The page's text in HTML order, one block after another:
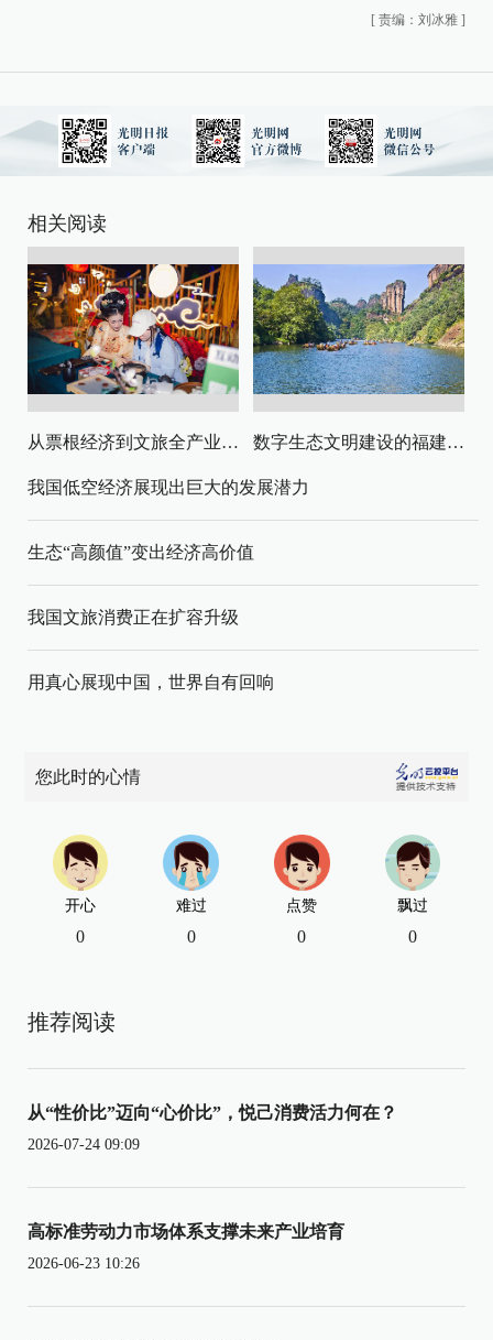
[ 责编：刘冰雅 ]
相关阅读
从票根经济到文旅全产业链升级 数字生态文明建设的福建路径与启示
我国低空经济展现出巨大的发展潜力
生态“高颜值”变出经济高价值
我国文旅消费正在扩容升级
用真心展现中国，世界自有回响
您此时的心情
开心
0
难过
0
点赞
0
飘过
0
推荐阅读
从“性价比”迈向“心价比”，悦己消费活力何在？
2026-07-24 09:09
高标准劳动力市场体系支撑未来产业培育
2026-06-23 10:26